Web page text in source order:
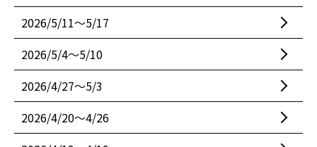
2026/5/11〜5/17
2026/5/4〜5/10
2026/4/27〜5/3
2026/4/20〜4/26